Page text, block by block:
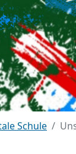
Schule